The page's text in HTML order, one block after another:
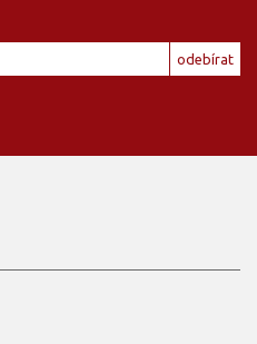
odebírat